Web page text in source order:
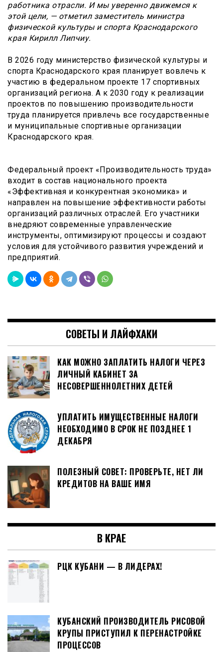
работника отрасли. И мы уверенно движемся к
этой цели, — отметил заместитель министра
физической культуры и спорта Краснодарского
края Кирилл Липчиу.
В 2026 году министерство физической культуры и
спорта Краснодарского края планирует вовлечь к
участию в федеральном проекте 17 спортивных
организаций региона. А к 2030 году к реализации
проектов по повышению производительности
труда планируется привлечь все государственные
и муниципальные спортивные организации
Краснодарского края.
Федеральный проект «Производительность труда»
входит в состав национального проекта
«Эффективная и конкурентная экономика» и
направлен на повышение эффективности работы
организаций различных отраслей. Его участники
внедряют современные управленческие
инструменты, оптимизируют процессы и создают
условия для устойчивого развития учреждений и
предприятий.
СОВЕТЫ И ЛАЙФХАКИ
КАК МОЖНО ЗАПЛАТИТЬ НАЛОГИ ЧЕРЕЗ
ЛИЧНЫЙ КАБИНЕТ ЗА
НЕСОВЕРШЕННОЛЕТНИХ ДЕТЕЙ
УПЛАТИТЬ ИМУЩЕСТВЕННЫЕ НАЛОГИ
НЕОБХОДИМО В СРОК НЕ ПОЗДНЕЕ 1
ДЕКАБРЯ
ПОЛЕЗНЫЙ СОВЕТ: ПРОВЕРЬТЕ, НЕТ ЛИ
КРЕДИТОВ НА ВАШЕ ИМЯ
В КРАЕ
РЦК КУБАНИ — В ЛИДЕРАХ!
КУБАНСКИЙ ПРОИЗВОДИТЕЛЬ РИСОВОЙ
КРУПЫ ПРИСТУПИЛ К ПЕРЕНАСТРОЙКЕ
ПРОЦЕССОВ